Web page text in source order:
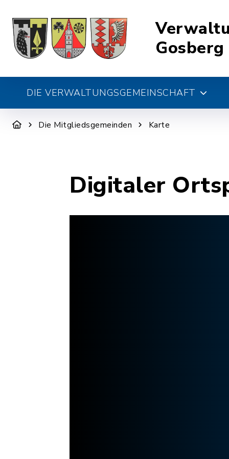
Gosberg
DIE VERWALTUNGSGEMEINSCHAFT
Die Mitgliedsgemeinden Karte
Digitaler